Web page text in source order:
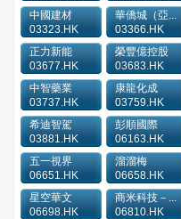
中國建材
03323.HK
華僑城（亞...
03366.HK
正力新能
03677.HK
榮豐億控股
03683.HK
中智藥業
03737.HK
康龍化成
03759.HK
希迪智駕
03881.HK
彭順國際
06163.HK
五一視界
06651.HK
溜溜梅
06658.HK
星空華文
06698.HK
商米科技－...
06810.HK